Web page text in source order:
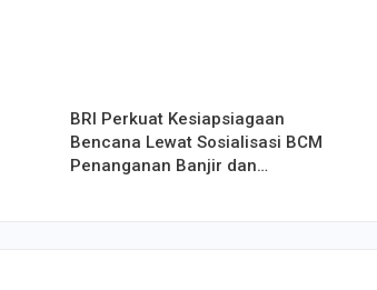
BRI Perkuat Kesiapsiagaan
Bencana Lewat Sosialisasi BCM
Penanganan Banjir dan…